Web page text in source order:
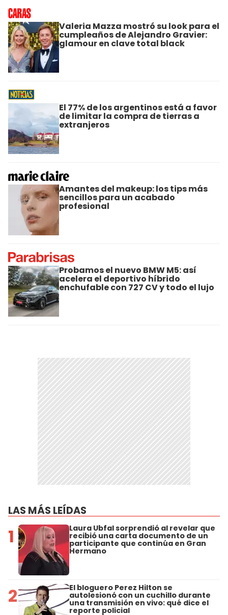
Valeria Mazza mostró su look para el
cumpleaños de Alejandro Gravier:
glamour en clave total black
El 77% de los argentinos está a favor
de limitar la compra de tierras a
extranjeros
Amantes del makeup: los tips más
sencillos para un acabado
profesional
Probamos el nuevo BMW M5: así
acelera el deportivo híbrido
enchufable con 727 CV y todo el lujo
LAS MÁS LEÍDAS
1 Laura Ubfal sorprendió al revelar que
recibió una carta documento de un
participante que continúa en Gran
Hermano
2 El bloguero Perez Hilton se
autolesionó con un cuchillo durante
una transmisión en vivo: qué dice el
reporte policial